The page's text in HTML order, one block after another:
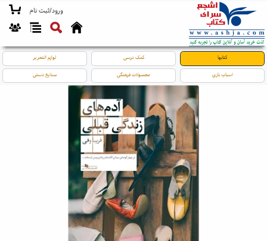
ورود/ثبت نام
کتابها کمک درسی لوازم التحریر
اسباب بازی محصولات فرهنگی صنایع دستی